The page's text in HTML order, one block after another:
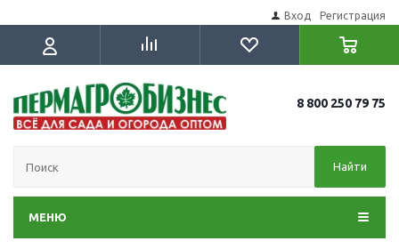
Вход Регистрация
8 800 250 79 75
Найти
МЕНЮ